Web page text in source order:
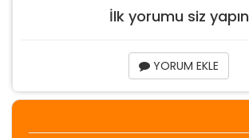
İlk yorumu siz yapın
YORUM EKLE